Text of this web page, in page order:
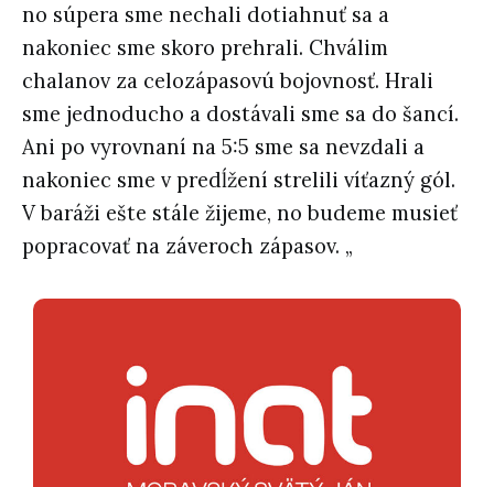
no súpera sme nechali dotiahnuť sa a
nakoniec sme skoro prehrali. Chválim
chalanov za celozápasovú bojovnosť. Hrali
sme jednoducho a dostávali sme sa do šancí.
Ani po vyrovnaní na 5:5 sme sa nevzdali a
nakoniec sme v predĺžení strelili víťazný gól.
V baráži ešte stále žijeme, no budeme musieť
popracovať na záveroch zápasov. „